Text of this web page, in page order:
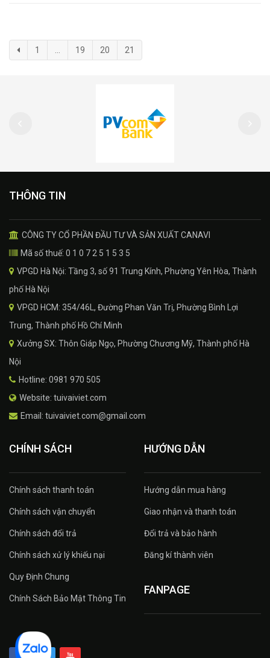
1 19 20 21
THÔNG TIN
CÔNG TY CỔ PHẦN ĐẦU TƯ VÀ SẢN XUẤT CANAVI
Mã số thuế: 0 1 0 7 2 5 1 5 3 5
VPGD Hà Nội: Tầng 3, số 91 Trung Kính, Phường Yên Hòa, Thành
phố Hà Nội
VPGD HCM: 354/46L, Đường Phan Văn Trị, Phường Bình Lợi
Trung, Thành phố Hồ Chí Minh
Xưởng SX: Thôn Giáp Ngọ, Phường Chương Mỹ, Thành phố Hà
Nội
Hotline: 0981 970 505
Website: tuivaiviet.com
Email: tuivaiviet.com@gmail.com
CHÍNH SÁCH
Chính sách thanh toán
Chính sách vận chuyển
Chính sách đổi trả
Chính sách xử lý khiếu nại
Quy Định Chung
Chính Sách Bảo Mật Thông Tin
HƯỚNG DẪN
Hướng dẫn mua hàng
Giao nhận và thanh toán
Đổi trả và bảo hành
Đăng kí thành viên
FANPAGE